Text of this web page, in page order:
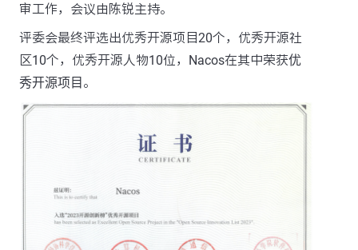
审工作，会议由陈锐主持。
评委会最终评选出优秀开源项目20个，优秀开源社
区10个，优秀开源人物10位，Nacos在其中荣获优
秀开源项目 。